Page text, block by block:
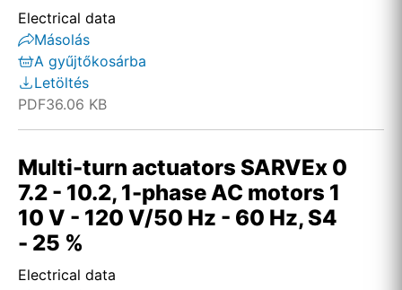
Electrical data
Másolás
A gyűjtőkosárba
Letöltés
PDF36.06 KB
Multi-turn actuators SARVEx 0
7.2 - 10.2, 1-phase AC motors 1
10 V - 120 V/50 Hz - 60 Hz, S4
- 25 %
Electrical data